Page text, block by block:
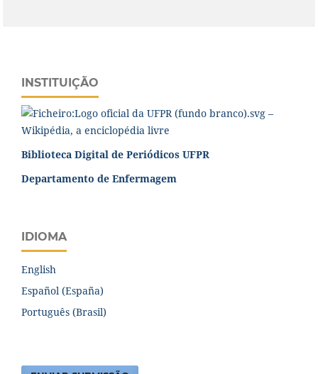
INSTITUIÇÃO
Biblioteca Digital de Periódicos UFPR
Departamento de Enfermagem
IDIOMA
English
Español (España)
Português (Brasil)